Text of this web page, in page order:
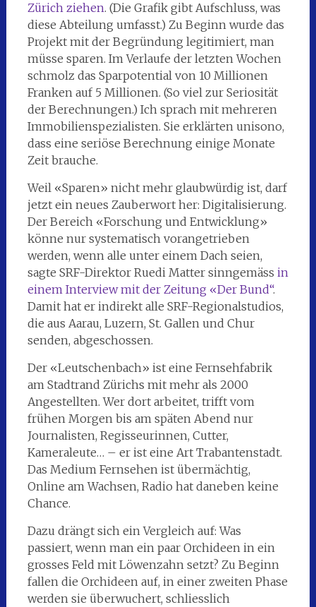
Zürich ziehen. (Die Grafik gibt Aufschluss, was
diese Abteilung umfasst.) Zu Beginn wurde das
Projekt mit der Begründung legitimiert, man
müsse sparen. Im Verlaufe der letzten Wochen
schmolz das Sparpotential von 10 Millionen
Franken auf 5 Millionen. (So viel zur Seriosität
der Berechnungen.) Ich sprach mit mehreren
Immobilienspezialisten. Sie erklärten unisono,
dass eine seriöse Berechnung einige Monate
Zeit brauche.
Weil «Sparen» nicht mehr glaubwürdig ist, darf
jetzt ein neues Zauberwort her: Digitalisierung.
Der Bereich «Forschung und Entwicklung»
könne nur systematisch vorangetrieben
werden, wenn alle unter einem Dach seien,
sagte SRF-Direktor Ruedi Matter sinngemäss in
einem Interview mit der Zeitung «Der Bund“.
Damit hat er indirekt alle SRF-Regionalstudios,
die aus Aarau, Luzern, St. Gallen und Chur
senden, abgeschossen.
Der «Leutschenbach» ist eine Fernsehfabrik
am Stadtrand Zürichs mit mehr als 2000
Angestellten. Wer dort arbeitet, trifft vom
frühen Morgen bis am späten Abend nur
Journalisten, Regisseurinnen, Cutter,
Kameraleute… – er ist eine Art Trabantenstadt.
Das Medium Fernsehen ist übermächtig,
Online am Wachsen, Radio hat daneben keine
Chance.
Dazu drängt sich ein Vergleich auf: Was
passiert, wenn man ein paar Orchideen in ein
grosses Feld mit Löwenzahn setzt? Zu Beginn
fallen die Orchideen auf, in einer zweiten Phase
werden sie überwuchert, schliesslich